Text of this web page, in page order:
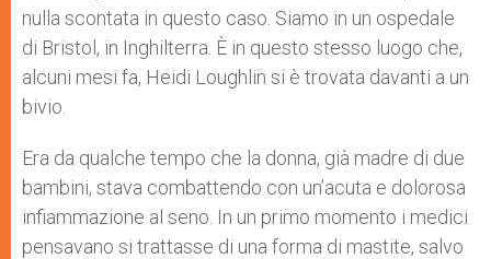
nulla scontata in questo caso. Siamo in un ospedale
di Bristol, in Inghilterra. È in questo stesso luogo che,
alcuni mesi fa, Heidi Loughlin si è trovata davanti a un
bivio.
Era da qualche tempo che la donna, già madre di due
bambini, stava combattendo con un’acuta e dolorosa
infiammazione al seno. In un primo momento i medici
pensavano si trattasse di una forma di mastite, salvo